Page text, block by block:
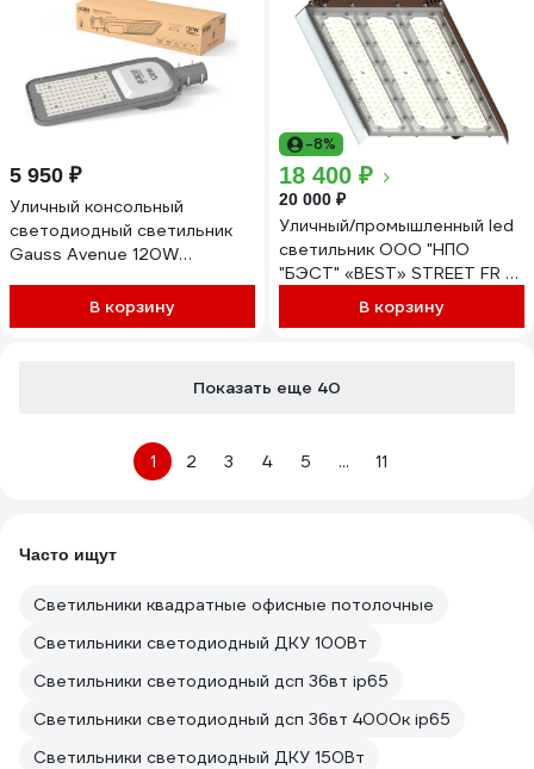
5 950 ₽
Уличный консольный
светодиодный светильник
Gauss Avenue 120W
LED 629534420
В корзину
-8%
18 400 ₽
20 000 ₽
Уличный/промышленный led
светильник ООО "НПО
"БЭСТ" «BEST» STREET FR O
120W L0072.01-120-40-70-
В корзину
Показать еще 40
1 2 3 4 5 ... 11
Часто ищут
Светильники квадратные офисные потолочные
Светильники светодиодный ДКУ 100Вт
Светильники светодиодный дсп 36вт ip65
Светильники светодиодный дсп 36вт 4000к ip65
Светильники светодиодный ДКУ 150Вт